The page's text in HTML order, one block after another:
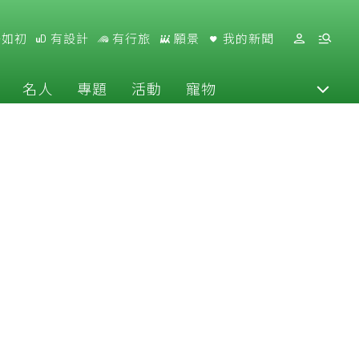
初 有設計 有行旅 願景 我的新聞
名人 專題 活動 寵物